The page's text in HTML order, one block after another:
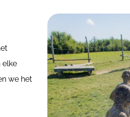
elke
we het